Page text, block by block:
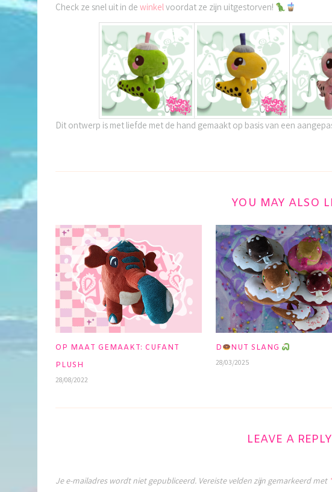
Check ze snel uit in de winkelvoordat ze zijn uitgestorven!
Dit ontwerp is met liefde met de hand gemaakt op basis van een
YOU MAY ALSO
OP MAAT GEMAAKT: CUFANT
PLUSH
28/08/2022
D NUT SLANG
28/03/2025
LEAVE A REPLY
Je e-mailadres wordt niet gepubliceerd. Vereiste velden zijn gemarkeerd met *